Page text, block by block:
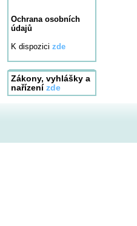
Ochrana osobních
údajů
K dispozici zde
Zákony, vyhlášky a
nařízení zde